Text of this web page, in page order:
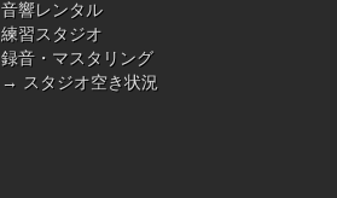
音響レンタル
練習スタジオ
録音・マスタリング
→ スタジオ空き状況